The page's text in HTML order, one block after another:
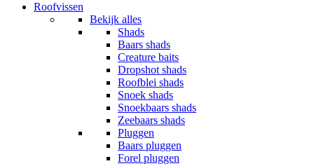
Roofvissen
Bekijk alles
Shads
Baars shads
Creature baits
Dropshot shads
Roofblei shads
Snoek shads
Snoekbaars shads
Zeebaars shads
Pluggen
Baars pluggen
Forel pluggen